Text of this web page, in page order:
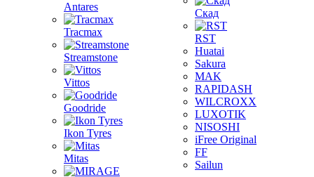
Antares
Tracmax
Streamstone
Vittos
Goodride
Ikon Tyres
Mitas
Скад
RST
Huatai
Sakura
MAK
RAPIDASH
WILCROXX
LUXOTIK
NISOSHI
iFree Original
FF
Sailun